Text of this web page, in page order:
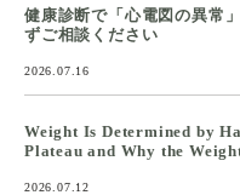
健康診断で「心電図の異常
ずご相談ください
2026.07.16
Weight Is Determined by
Plateau and Why the
2026.07.12